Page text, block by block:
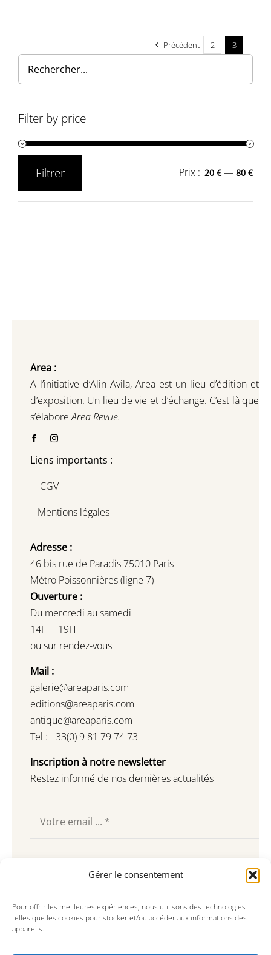
Gérer le consentement
Pour offrir les meilleures expériences, nous utilisons des technologies
telles que les cookies pour stocker et/ou accéder aux informations des
appareils.
Précédent 2 3
Filter by price
Filtrer Prix : 20 €—80 €
Area :
A l’initiative d’Alin Avila, Area est un lieu d’édition et
d’exposition. Un lieu de vie et d’échange. C’est là que
s’élaboreArea Revue.
Liens importants :
– CGV
– Mentions légales
Adresse :
46 bis rue de Paradis 75010 Paris
Métro Poissonnières (ligne 7)
Ouverture :
Du mercredi au samedi
14H – 19H
ou sur rendez-vous
Mail :
galerie@areaparis.com
editions@areaparis.com
antique@areaparis.com
Tel : +33(0) 9 81 79 74 73
Inscription à notre newsletter
Restez informé de nos dernières actualités
Souscrire